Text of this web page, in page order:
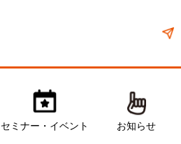
セミナー・イベント お知らせ